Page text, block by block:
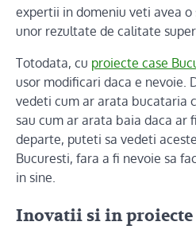
expertii in domeniu veti avea
unor rezultate de calitate
Totodata, cu proiecte case
usor modificari daca e nevoie.
vedeti cum ar arata bucataria
sau cum ar arata baia daca ar
departe, puteti sa vedeti
Bucuresti, fara a fi nevoie sa
in sine.
Inovatii si in proiecte